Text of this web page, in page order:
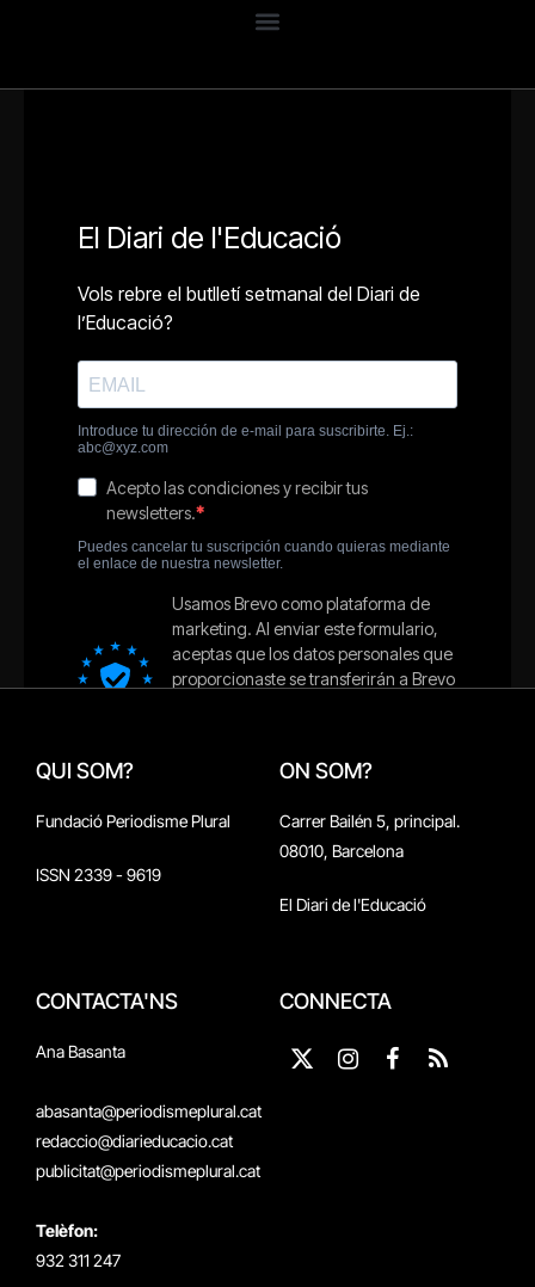
QUI SOM?
Fundació Periodisme Plural
ISSN 2339 - 9619
ON SOM?
Carrer Bailén 5, principal.
08010, Barcelona
El Diari de l'Educació
CONTACTA'NS
Ana Basanta
abasanta@periodismeplural.cat
redaccio@diarieducacio.cat
publicitat@periodismeplural.cat
Telèfon:
932 311 247
CONNECTA
X
Instagram
Facebook
RSS